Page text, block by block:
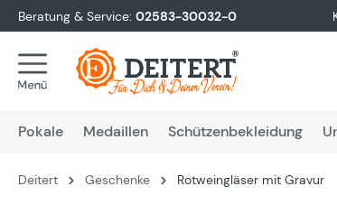
Zur Hauptnavigation springen
Beratung & Service: 02583-30032-0
Pokale Medaillen Schützenbekleidung
Deitert Geschenke Rotweingläser mit Gravur